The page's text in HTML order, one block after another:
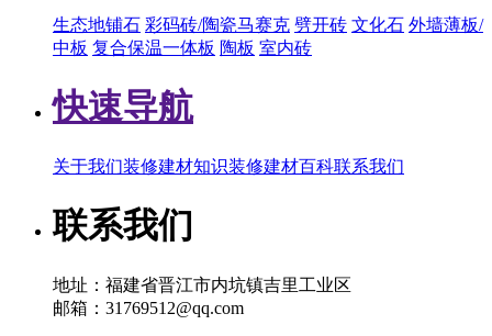
生态地铺石 彩码砖/陶瓷马赛克 劈开砖 文化石 外墙薄板/
中板 复合保温一体板 陶板 室内砖
快速导航
关于我们装修建材知识装修建材百科联系我们
联系我们
地址：福建省晋江市内坑镇吉里工业区
邮箱：31769512@qq.com